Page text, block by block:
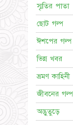
স্মৃতির পাতা
ছোট গল্প
ঈশপের গল্প
ভিন্ন খবর
ভ্রমণ কাহিনী
জীবনের গল্প
অদ্ভুতুড়ে